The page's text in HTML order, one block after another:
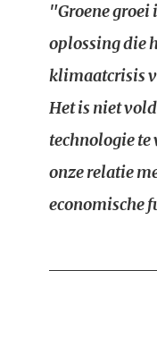
"Groene groei
oplossing die
klimaatcrisis
Het is niet
technologie te
onze relatie
economische